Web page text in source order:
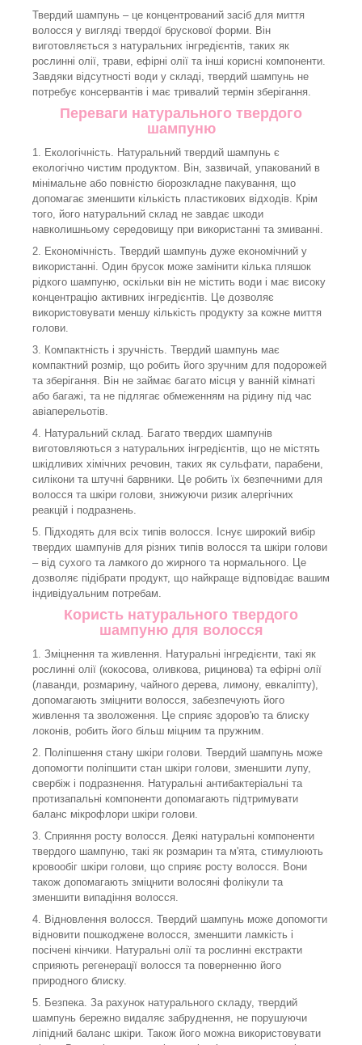
Твердий шампунь – це концентрований засіб для миття
волосся у вигляді твердої брускової форми. Він
виготовляється з натуральних інгредієнтів, таких як
рослинні олії, трави, ефірні олії та інші корисні компоненти.
Завдяки відсутності води у складі, твердий шампунь не
потребує консервантів і має тривалий термін зберігання.
Переваги натурального твердого
шампуню
1. Екологічність. Натуральний твердий шампунь є
екологічно чистим продуктом. Він, зазвичай, упакований в
мінімальне або повністю біорозкладне пакування, що
допомагає зменшити кількість пластикових відходів. Крім
того, його натуральний склад не завдає шкоди
навколишньому середовищу при використанні та змиванні.
2. Економічність. Твердий шампунь дуже економічний у
використанні. Один брусок може замінити кілька пляшок
рідкого шампуню, оскільки він не містить води і має високу
концентрацію активних інгредієнтів. Це дозволяє
використовувати меншу кількість продукту за кожне миття
голови.
3. Компактність і зручність. Твердий шампунь має
компактний розмір, що робить його зручним для подорожей
та зберігання. Він не займає багато місця у ванній кімнаті
або багажі, та не підлягає обмеженням на рідину під час
авіаперельотів.
4. Натуральний склад. Багато твердих шампунів
виготовляються з натуральних інгредієнтів, що не містять
шкідливих хімічних речовин, таких як сульфати, парабени,
силікони та штучні барвники. Це робить їх безпечними для
волосся та шкіри голови, знижуючи ризик алергічних
реакцій і подразнень.
5. Підходять для всіх типів волосся. Існує широкий вибір
твердих шампунів для різних типів волосся та шкіри голови
– від сухого та ламкого до жирного та нормального. Це
дозволяє підібрати продукт, що найкраще відповідає вашим
індивідуальним потребам.
Користь натурального твердого
шампуню для волосся
1. Зміцнення та живлення. Натуральні інгредієнти, такі як
рослинні олії (кокосова, оливкова, рицинова) та ефірні олії
(лаванди, розмарину, чайного дерева, лимону, евкаліпту),
допомагають зміцнити волосся, забезпечують його
живлення та зволоження. Це сприяє здоров'ю та блиску
локонів, робить його більш міцним та пружним.
2. Поліпшення стану шкіри голови. Твердий шампунь може
допомогти поліпшити стан шкіри голови, зменшити лупу,
свербіж і подразнення. Натуральні антибактеріальні та
протизапальні компоненти допомагають підтримувати
баланс мікрофлори шкіри голови.
3. Сприяння росту волосся. Деякі натуральні компоненти
твердого шампуню, такі як розмарин та м'ята, стимулюють
кровообіг шкіри голови, що сприяє росту волосся. Вони
також допомагають зміцнити волосяні фолікули та
зменшити випадіння волосся.
4. Відновлення волосся. Твердий шампунь може допомогти
відновити пошкоджене волосся, зменшити ламкість і
посічені кінчики. Натуральні олії та рослинні екстракти
сприяють регенерації волосся та поверненню його
природного блиску.
5. Безпека. За рахунок натурального складу, твердий
шампунь бережно видаляє забруднення, не порушуючи
ліпідний баланс шкіри. Також його можна використовувати